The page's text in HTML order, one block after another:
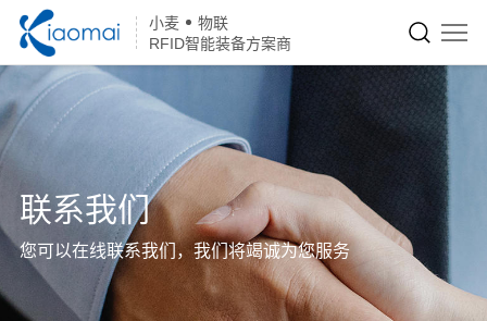
小麦
物联
RFID智能装备方案商
联系我们
您可以在线联系我们，我们将竭诚为您服务